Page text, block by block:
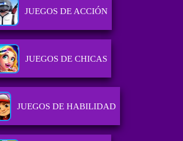
JUEGOS DE ACCIÓN
JUEGOS DE CHICAS
JUEGOS DE HABILIDAD